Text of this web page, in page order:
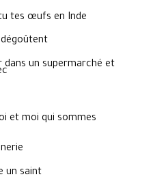
tes œufs en Inde ?
dans un supermarché et
et moi qui sommes
un saint.